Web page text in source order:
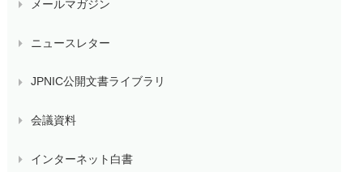
メールマガジン
ニュースレター
JPNIC公開文書ライブラリ
会議資料
インターネット白書